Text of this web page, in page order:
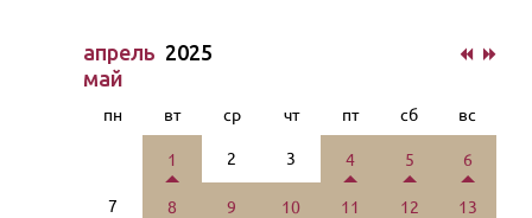
апрель 2025
май
пн вт ср чт пт сб вс
1 2 3 4 5 6
7 8 9 10 11 12 13